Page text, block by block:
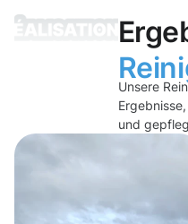
Unsere
und